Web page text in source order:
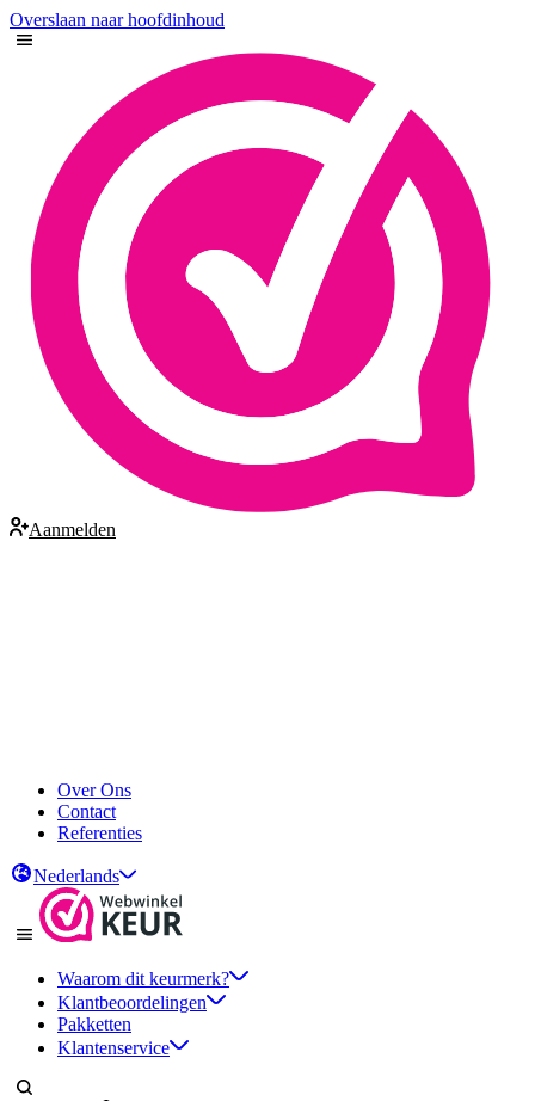
Overslaan naar hoofdinhoud
Aanmelden
Over Ons
Contact
Referenties
Nederlands
Waarom dit keurmerk?
Klantbeoordelingen
Pakketten
Klantenservice